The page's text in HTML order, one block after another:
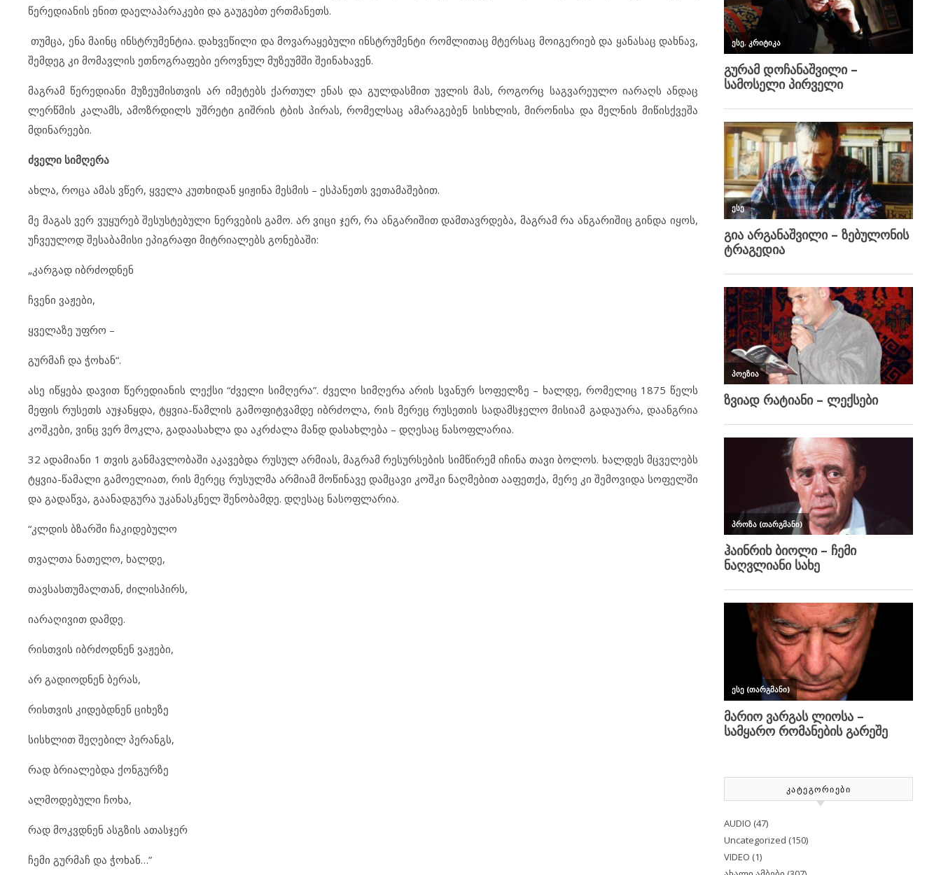
წერედიანის ენით დაელაპარაკები და გაუგებთ ერთმანეთს.
თუმცა, ენა მაინც ინსტრუმენტია. დახვეწილი და მოვარაყებული ინსტრუმენტი რომლითაც მტერსაც მოიგერიებ და ყანასაც დახნავ,
შემდეგ კი მომავლის ეთნოგრაფები ეროვნულ მუზეუმში შეინახავენ.
მაგრამ წერედიანი მუზეუმისთვის არ იმეტებს ქართულ ენას და გულდასმით უვლის მას, როგორც საგვარეულო იარაღს ანდაც
ლერწმის კალამს, ამოზრდილს უშრეტი გიშრის ტბის პირას, რომელსაც ამარაგებენ სისხლის, მირონისა და მელნის მიწისქვეშა
მდინარეები.
ძველი სიმღერა
ახლა, როცა ამას ვწერ, ყველა კუთხიდან ყიჟინა მესმის – ესპანეთს ვეთამაშებით.
მე მაგას ვერ ვუყურებ შესუსტებული ნერვების გამო. არ ვიცი ჯერ, რა ანგარიშით დამთავრდება, მაგრამ რა ანგარიშიც გინდა იყოს,
უჩვეულოდ შესაბამისი ეპიგრაფი მიტრიალებს გონებაში:
„კარგად იბრძოდნენ
ჩვენი ვაჟები,
ყველაზე უფრო –
გურმაჩ და ჭოხან“.
ასე იწყება დავით წერედიანის ლექსი “ძველი სიმღერა”. ძველი სიმღერა არის სვანურ სოფელზე – ხალდე, რომელიც 1875 წელს
მეფის რუსეთს აუჯანყდა, ტყვია-წამლის გამოფიტვამდე იბრძოლა, რის მერეც რუსეთის სადამსჯელო მისიამ გადაუარა, დაანგრია
კოშკები, ვინც ვერ მოკლა, გადაასახლა და აკრძალა მანდ დასახლება – დღესაც ნასოფლარია.
32 ადამიანი 1 თვის განმავლობაში აკავებდა რუსულ არმიას, მაგრამ რესურსების სიმწირემ იჩინა თავი ბოლოს. ხალდეს მცველებს
ტყვია-წამალი გამოელიათ, რის მერეც რუსულმა არმიამ მოწინავე დამცავი კოშკი ნაღმებით ააფეთქა, მერე კი შემოვიდა სოფელში
და გადაწვა, გაანადგურა უკანასკნელ შენობამდე. დღესაც ნასოფლარია.
“კლდის ბზარში ჩაკიდებულო
თვალთა ნათელო, ხალდე,
თავსასთუმალთან, ძილისპირს,
იარაღივით დამდე.
რისთვის იბრძოდნენ ვაჟები,
არ გადიოდნენ ბერას,
რისთვის კიდებდნენ ციხეზე
სისხლით შეღებილ პერანგს,
რად ბრიალებდა ქონგურზე
ალმოდებული ჩოხა,
რად მოკვდნენ ასგზის ათასჯერ
ჩემი გურმაჩ და ჭოხან…”
ᲙᲐᲢᲔᲒᲝᲠᲘᲔᲑᲘ
AUDIO (47)
Uncategorized (150)
VIDEO (1)